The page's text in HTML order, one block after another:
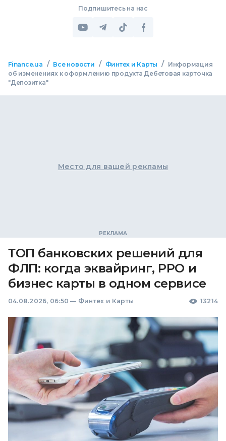
Подпишитесь на нас
Finance.ua / Все новости / Финтех и Карты /
Информация
об изменениях к оформлению продукта Дебетовая карточка
"Депозитка"
Место для вашей рекламы
ТОП банковских решений для
ФЛП: когда эквайринг, РРО и
бизнес карты в одном сервисе
04.08.2026, 06:50 — Финтех и Карты 13214